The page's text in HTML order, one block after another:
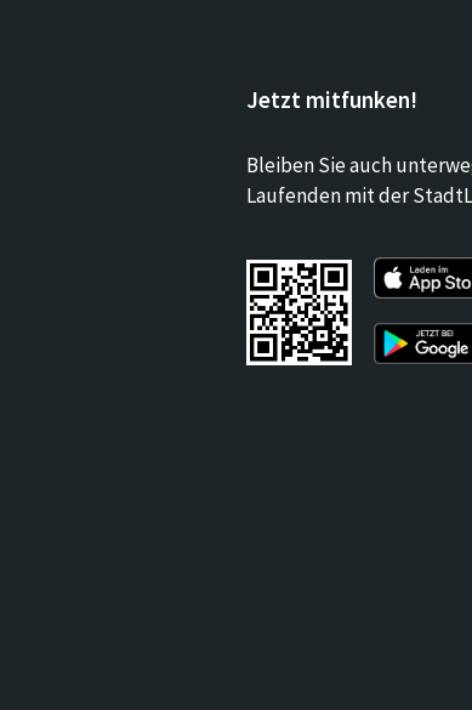
Jetzt mitfunken!
Bleiben Sie auch
Laufenden mit der